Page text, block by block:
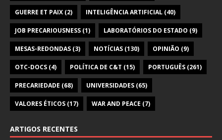
GUERRE ET PAIX (2) INTELIGÊNCIA ARTIFICIAL (40)
JOB PRECARIOUSNESS (1) LABORATÓRIOS DO ESTADO (9)
MESAS-REDONDAS (3) NOTÍCIAS (130) OPINIÃO (9)
OTC-DOCS (4) POLÍTICA DE C&T (15) PORTUGUÊS (261)
PRECARIEDADE (68) UNIVERSIDADES (65)
VALORES ÉTICOS (17) WAR AND PEACE (7)
ARTIGOS RECENTES